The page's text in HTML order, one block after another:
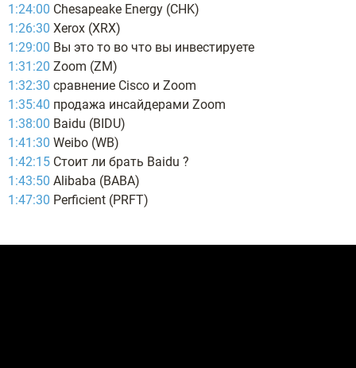
1:24:00 Chesapeake Energy (CHK)
1:26:30 Xerox (XRX)
1:29:00 Вы это то во что вы инвестируете
1:31:20 Zoom (ZM)
1:32:30 сравнение Cisco и Zoom
1:35:40 продажа инсайдерами Zoom
1:38:00 Baidu (BIDU)
1:41:30 Weibo (WB)
1:42:15 Cтоит ли брать Baidu ?
1:43:50 Alibaba (BABA)
1:47:30 Perficient (PRFT)